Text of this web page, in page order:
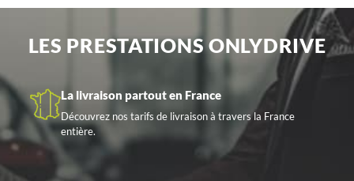
LES PRESTATIONS ONLYDRIVE
La livraison partout en France
Découvrez nos tarifs de livraison à travers la France
entière.